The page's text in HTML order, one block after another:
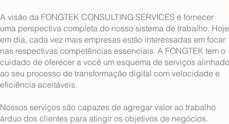
A visão da FONGTEK CONSULTING SERVICES é fornecer
uma perspectiva completa do nosso sistema de trabalho. Hoje
em dia, cada vez mais empresas estão interessadas em focar
nas respectivas competências essenciais. A FONGTEK tem o
cuidado de oferecer a você um esquema de serviços alinhado
ao seu processo de transformação digital com velocidade e
eficiência aceitáveis.
Nossos serviços são capazes de agregar valor ao trabalho
árduo dos clientes para atingir os objetivos de negócios.